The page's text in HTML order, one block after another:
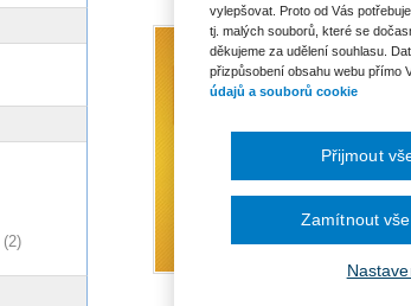
(2)
vylepšovat. Proto od Vás
tj. malých souborů, které se
děkujeme za udělení souhlasu.
přizpůsobení obsahu webu přímo
údajů a souborů cookie
Zamítnout
Přijmout